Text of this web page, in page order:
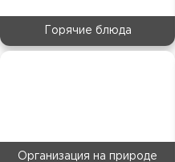
Горячие блюда
Организация на природе